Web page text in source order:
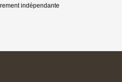
indépendante